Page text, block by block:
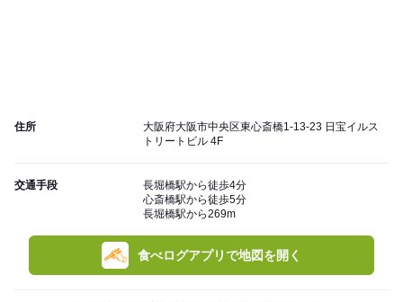
住所
大阪府大阪市中央区東心斎橋1-13-23 日宝イルス
トリートビル 4F
交通手段
長堀橋駅から徒歩4分
心斎橋駅から徒歩5分
長堀橋駅から269m
食べログアプリで地図を開く